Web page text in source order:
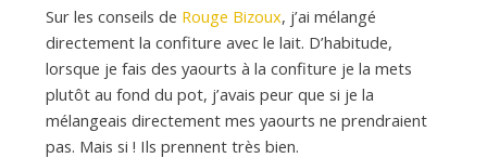
M
Sur les conseils de Rouge Bizoux, j’ai mélangé
directement la confiture avec le lait. D’habitude,
lorsque je fais des yaourts à la confiture je la mets
plutôt au fond du pot, j’avais peur que si je la
mélangeais directement mes yaourts ne prendraient
pas. Mais si ! Ils prennent très bien.